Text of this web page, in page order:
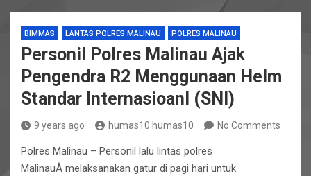
BIMMAS LANTAS POLRES MALINAU POLRES MALINAU
Personil Polres Malinau Ajak
Pengendra R2 Menggunaan Helm
Standar Internasioanl (SNI)
9 years ago humas10 humas10 No Comments
Polres Malinau – Personil lalu lintas polres
MalinauÂ melaksanakan gatur di pagi hari untuk